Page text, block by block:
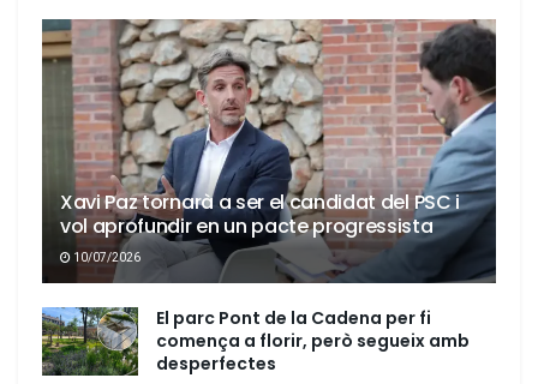
Xavi Paz tornarà a ser el candidat del PSC i
vol aprofundir en un pacte progressista
10/07/2026
El parc Pont de la Cadena per fi
comença a florir, però segueix amb
desperfectes